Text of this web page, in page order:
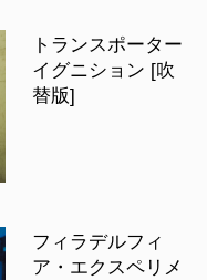
トランスポーター
イグニション [吹
替版]
フィラデルフィ
ア・エクスペリメ